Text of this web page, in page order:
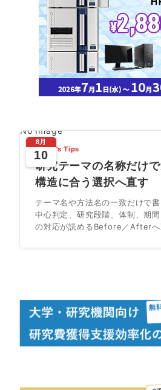
No Image
8月
10
Today's Tips
研究テーマの名称だけ
構造に合う選択へ直す
テーマ名や方法名の一致だけで書
中心判定、研究段階、体制、期
の対応が読めるBefore／After